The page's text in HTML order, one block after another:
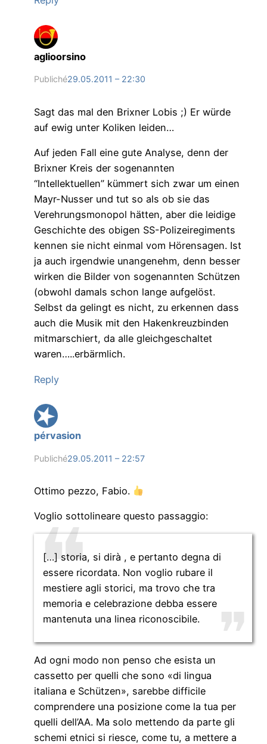
aglioorsino
Publiché29.05.2011 – 22:30
Sagt das mal den Brixner Lobis ;) Er würde
auf ewig unter Koliken leiden…
Auf jeden Fall eine gute Analyse, denn der
Brixner Kreis der sogenannten
“Intellektuellen” kümmert sich zwar um einen
Mayr-Nusser und tut so als ob sie das
Verehrungsmonopol hätten, aber die leidige
Geschichte des obigen SS-Polizeiregiments
kennen sie nicht einmal vom Hörensagen. Ist
ja auch irgendwie unangenehm, denn besser
wirken die Bilder von sogenannten Schützen
(obwohl damals schon lange aufgelöst.
Selbst da gelingt es nicht, zu erkennen dass
auch die Musik mit den Hakenkreuzbinden
mitmarschiert, da alle gleichgeschaltet
waren…..erbärmlich.
Reply
pérvasion
Publiché29.05.2011 – 22:57
Ottimo pezzo, Fabio.
Voglio sottolineare questo passaggio:
[…] storia, si dirà , e pertanto degna di
essere ricordata. Non voglio rubare il
mestiere agli storici, ma trovo che tra
memoria e celebrazione debba essere
mantenuta una linea riconoscibile.
Ad ogni modo non penso che esista un
cassetto per quelli che sono «di lingua
italiana e Schützen», sarebbe difficile
comprendere una posizione come la tua per
quelli dell’AA. Ma solo mettendo da parte gli
schemi etnici si riesce, come tu, a mettere a